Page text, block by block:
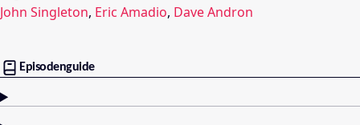
John Singleton, Eric Amadio, Dave Andron
Episodenguide